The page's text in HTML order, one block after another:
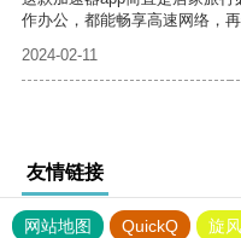
作办公，都能畅享高速网络，
2024-02-11
友情链接
网站地图 QuickQ 旋